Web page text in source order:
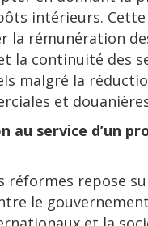
intérieurs.
la rémunération
la continuité des
malgré la
et
au service d’un
réformes repose
le